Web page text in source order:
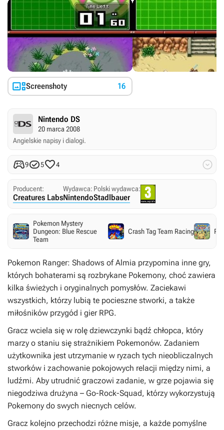
Screenshoty 16
Nintendo DS
20 marca 2008
Angielskie napisy i dialogi.
954 
Producent:
Creatures Labs
Wydawca:
Nintendo
Polski wydawca:
Stadlbauer
Pokemon Mystery
Dungeon: Blue Rescue
Team
Crash Tag Team Racing
Pokemon Ranger: Shadows of Almia przypomina inne gry,
których bohaterami są rozbrykane Pokemony, choć zawiera
kilka świeżych i oryginalnych pomysłów. Zaciekawi
wszystkich, którzy lubią te pocieszne stworki, a także
miłośników przygód i gier RPG.
Gracz wciela się w rolę dziewczynki bądź chłopca, który
marzy o staniu się strażnikiem Pokemonów. Zadaniem
użytkownika jest utrzymanie w ryzach tych nieobliczalnych
stworków i zachowanie pokojowych relacji między nimi, a
ludźmi. Aby utrudnić graczowi zadanie, w grze pojawia się
niegodziwa drużyna – Go-Rock-Squad, którzy wykorzystują
Pokemony do swych niecnych celów.
Gracz kolejno przechodzi różne misje, a każde pomyślne